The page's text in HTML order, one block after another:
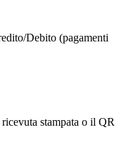
Debito (pagamenti
stampata o il QR